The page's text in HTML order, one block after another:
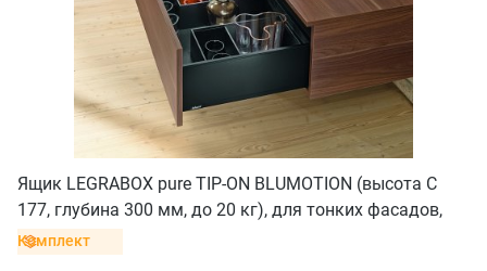
Ящик LEGRABOX pure TIP-ON BLUMOTION (высота C
177, глубина 300 мм, до 20 кг), для тонких фасадов,
терра-черный
Комплект